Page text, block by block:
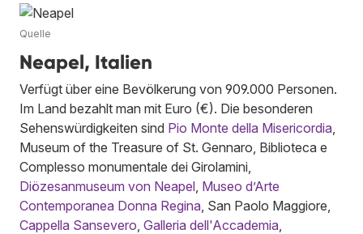
Quelle
Neapel, Italien
Verfügt über eine Bevölkerung von 909.000 Personen.
Im Land bezahlt man mit Euro (€). Die besonderen
Sehenswürdigkeiten sind Pio Monte della Misericordia
Museum of the Treasure of St. Gennaro, Biblioteca e
Complesso monumentale dei Girolamini,
Diözesanmuseum von Neapel Museo d’Arte
Contemporanea Donna Regina , San Paolo Maggiore,
Cappella Sansevero Galleria dell'Accademia